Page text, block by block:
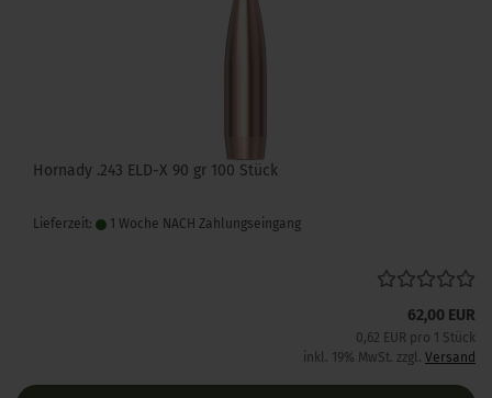
Hornady .243 ELD-X 90 gr 100 Stück
Lieferzeit: 1 Woche NACH Zahlungseingang
62,00 EUR
0,62 EUR pro 1 Stück
inkl. 19% MwSt. zzgl. Versand